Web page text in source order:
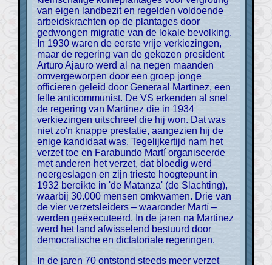
van eigen landbezit en regelden voldoende
arbeidskrachten op de plantages door
gedwongen migratie van de lokale bevolking.
In 1930 waren de eerste vrije verkiezingen,
maar de regering van de gekozen president
Arturo Ajauro werd al na negen maanden
omvergeworpen door een groep jonge
officieren geleid door Generaal Martinez, een
felle anticommunist. De VS erkenden al snel
de regering van Martinez die in 1934
verkiezingen uitschreef die hij won. Dat was
niet zo'n knappe prestatie, aangezien hij de
enige kandidaat was. Tegelijkertijd nam het
verzet toe en Farabundo Martí organiseerde
met anderen het verzet, dat bloedig werd
neergeslagen en zijn trieste hoogtepunt in
1932 bereikte in 'de Matanza' (de Slachting),
waarbij 30.000 mensen omkwamen. Drie van
de vier verzetsleiders – waaronder Martí –
werden geëxecuteerd. In de jaren na Martinez
werd het land afwisselend bestuurd door
democratische en dictatoriale regeringen.